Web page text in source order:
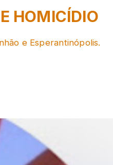
HOMICÍDIO
e Esperantinópolis.